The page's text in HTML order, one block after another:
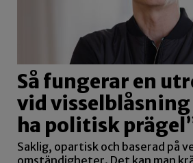
Så fungerar en
vid visselblåsning
ha politisk
Saklig, opartisk och baserad på
omständigheter. Det kan man